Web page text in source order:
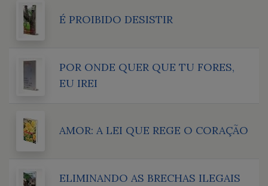
É PROIBIDO DESISTIR
POR ONDE QUER QUE TU FORES,
EU IREI
AMOR: A LEI QUE REGE O CORAÇÃO
ELIMINANDO AS BRECHAS ILEGAIS